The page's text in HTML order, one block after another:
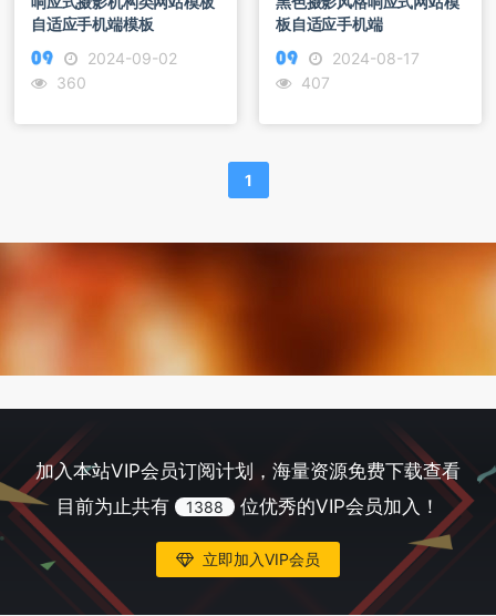
自适应手机端模板
2024-09-02
360
板自适应手机端
2024-08-17
407
1
加入本站VIP会员订阅计划，海量资源免费下载查看
目前为止共有
1388 位优秀的VIP会员加入！
立即加入VIP会员